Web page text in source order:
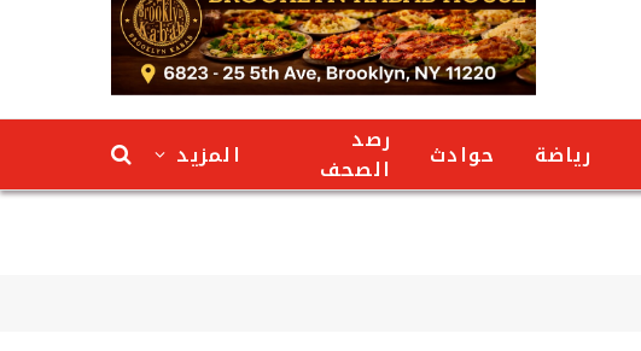
رياضة حوادث
رصد
الصحف
المزيد